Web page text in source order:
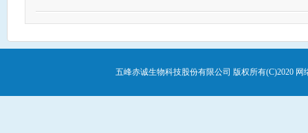
五峰赤诚生物科技股份有限公司 版权所有(C)2020 网